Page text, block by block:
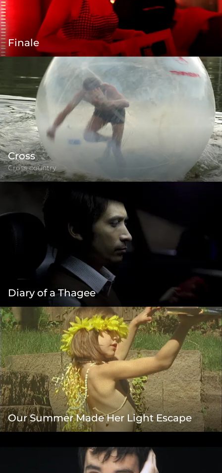
Finale
Cross
Cross country
Diary of a Thagee
Our Summer Made Her Light Escape